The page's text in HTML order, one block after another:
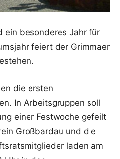
ein besonderes Jahr für
feiert der Grimmaer
die ersten
In Arbeitsgruppen soll
einer Festwoche gefeilt
Großbardau und die
laden am